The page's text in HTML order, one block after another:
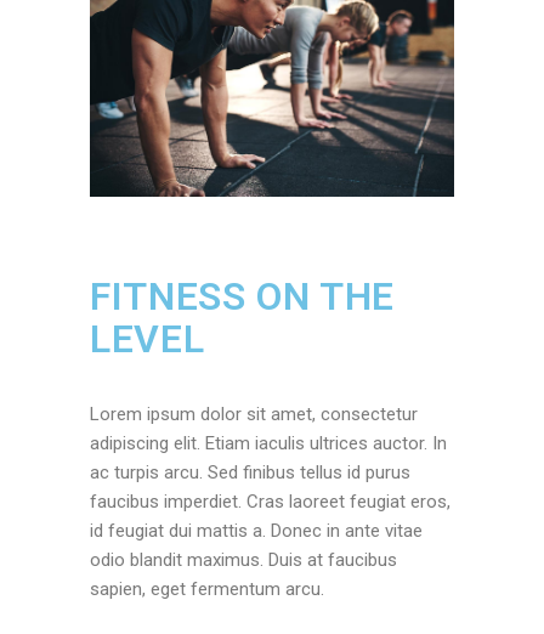
FITNESS ON THE
LEVEL
Lorem ipsum dolor sit amet, consectetur
adipiscing elit. Etiam iaculis ultrices auctor. In
ac turpis arcu. Sed finibus tellus id purus
faucibus imperdiet. Cras laoreet feugiat eros,
id feugiat dui mattis a. Donec in ante vitae
odio blandit maximus. Duis at faucibus
sapien, eget fermentum arcu.